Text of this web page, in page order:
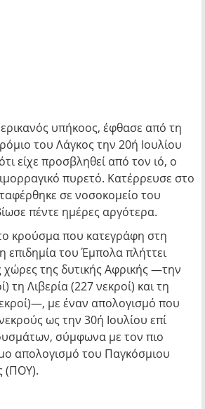
υπήκοος, έφθασε από τη
του Λάγκος την 20ή Ιουλίου
είχε προσβληθεί από τον ιό, ο
πυρετό. Κατέρρευσε στο
σε νοσοκομείο του
πέντε ημέρες αργότερα.
κρούσμα που κατεγράφη στη
επιδημία του Έμπολα πλήττει
χώρες της δυτικής Αφρικής —την
τη Λιβερία (227 νεκροί) και τη
με έναν απολογισμό που
ως την 30ή Ιουλίου επί
σύμφωνα με τον πιο
απολογισμό του Παγκόσμιου
(ΠΟΥ).